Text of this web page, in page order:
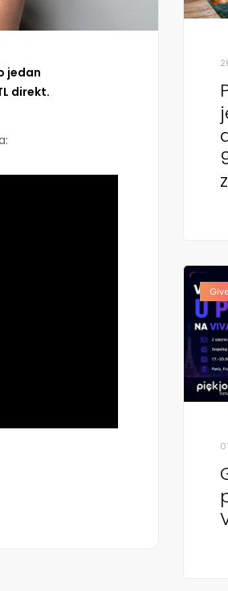
jedan
direkt.